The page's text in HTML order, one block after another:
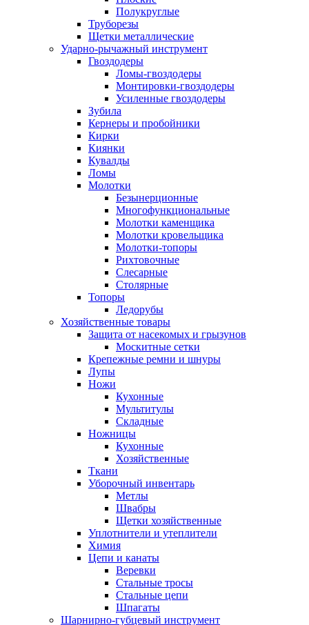
Полукруглые
Труборезы
Щетки металлические
Ударно-рычажный инструмент
Гвоздодеры
Ломы-гвоздодеры
Монтировки-гвоздодеры
Усиленные гвоздодеры
Зубила
Кернеры и пробойники
Кирки
Киянки
Кувалды
Ломы
Молотки
Безынерционные
Многофункциональные
Молотки каменщика
Молотки кровельщика
Молотки-топоры
Рихтовочные
Слесарные
Столярные
Топоры
Ледорубы
Хозяйственные товары
Защита от насекомых и грызунов
Москитные сетки
Крепежные ремни и шнуры
Лупы
Ножи
Кухонные
Мультитулы
Складные
Ножницы
Кухонные
Хозяйственные
Ткани
Уборочный инвентарь
Метлы
Швабры
Щетки хозяйственные
Уплотнители и утеплители
Химия
Цепи и канаты
Веревки
Стальные тросы
Стальные цепи
Шпагаты
Шарнирно-губцевый инструмент